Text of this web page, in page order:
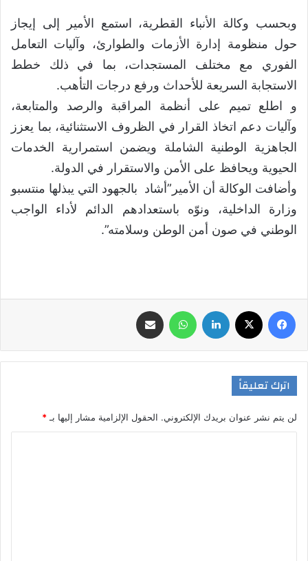
وبحسب وكالة الأنباء القطرية، استمع الأمير إلى إيجاز
حول منظومة إدارة الأزمات والطوارئ، وآليات التعامل
الفوري مع مختلف المستجدات، بما في ذلك خطط
الاستجابة السريعة للأحداث ورفع درجات التأهب.
و اطلع تميم على أنظمة المراقبة والرصد والمتابعة،
وآليات دعم اتخاذ القرار في الظروف الاستثنائية، بما يعزز
الجاهزية الوطنية الشاملة ويضمن استمرارية الخدمات
الحيوية ويحافظ على الأمن والاستقرار في الدولة.
وأضافت الوكالة أن الأمير”أشاد بالجهود التي يبذلها منتسبو
وزارة الداخلية، ونوّه باستعدادهم الدائم لأداء الواجب
الوطني في صون أمن الوطن وسلامته”.
اترك تعليقاً
لن يتم نشر عنوان بريدك الإلكتروني. الحقول الإلزامية مشار إليها بـ *